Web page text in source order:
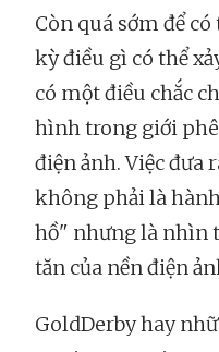
Còn quá sớm để
kỳ điều gì có thể
có một điều chắc
hình trong giới
điện ảnh. Việc đưa
không phải là
hồ" nhưng là nhìn
tăn của nền điện
GoldDerby hay